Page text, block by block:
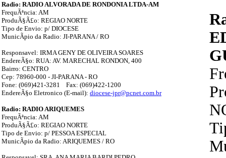
Radio: RADIO ALVORADA DE RONDONIA LTDA-AM
FrequÃªncia: AM
ProduÃ§Ã£o: REGIAO NORTE
Tipo de Envio: p/ DIOCESE
MunicÃ­pio da Radio: JI-PARANA / RO
Responsavel: IRMA GENY DE OLIVEIRA SOARES
EndereÃ§o: RUA: AV. MARECHAL RONDON, 400
Bairro: CENTRO
Cep: 78960-000 - JI-PARANA - RO
Fone: (069)421-3281 Fax: (069)422-1200
EndereÃ§o Eletronico (E-mail): diocese-jpr@pcnet.com.br
Radio: RADIO ARIQUEMES
FrequÃªncia: AM
ProduÃ§Ã£o: REGIAO NORTE
Tipo de Envio: p/ PESSOA ESPECIAL
MunicÃ­pio da Radio: ARIQUEMES / RO